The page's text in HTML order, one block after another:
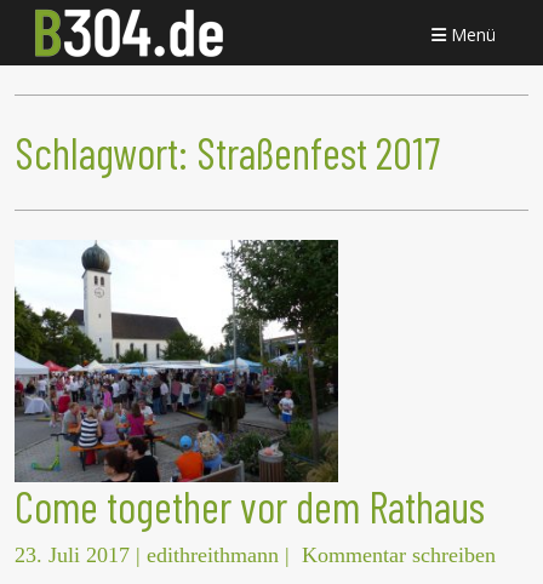
Menü
Schlagwort: Straßenfest 2017
Come together vor dem Rathaus
23. Juli 2017 | edithreithmann | Kommentar schreiben